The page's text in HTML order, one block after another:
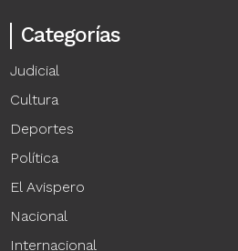
Categorías
Judicial
Cultura
Deportes
Política
El Avispero
Nacional
Internacional